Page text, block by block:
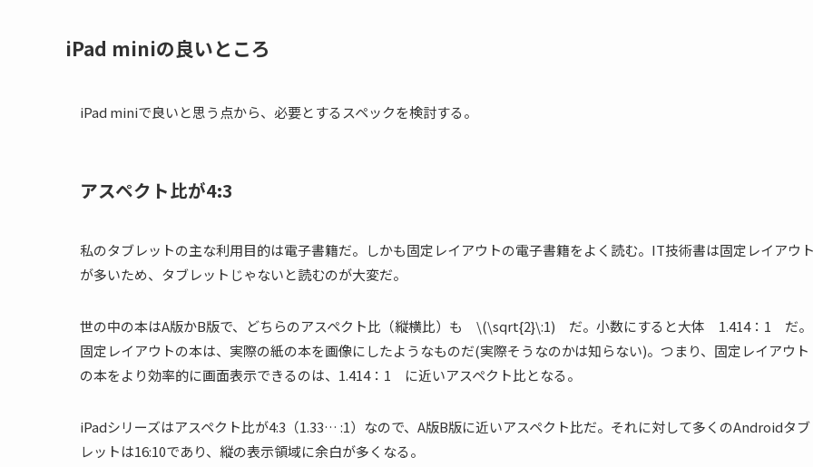
iPad miniの良いところ
iPad miniで良いと思う点から、必要とするスペックを検討する。
アスペクト比が4:3
私のタブレットの主な利用目的は電子書籍だ。しかも固定レイアウトの電子書籍をよく読む。IT技術書は固定レイアウ
が多いため、タブレットじゃないと読むのが大変だ。
世の中の本はA版かB版で、どちらのアスペクト比（縦横比）も \(\sqrt{2}\:1) だ。小数にすると大体 1.414：1 だ。
固定レイアウトの本は、実際の紙の本を画像にしたようなものだ(実際そうなのかは知らない)。つまり、 固定レイアウト
の本をより効率的に画面表示できるのは、1.414：1 に近いアスペクト比となる。
iPadシリーズはアスペクト比が4:3（1.33… :1）なので、A版B版に近いアスペクト比だ。 それに対して多くのAndroidタブ
レットは16:10であり、縦の表示領域に余白が多くなる。